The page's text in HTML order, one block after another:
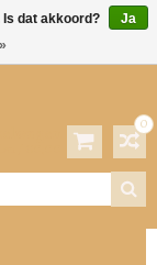
0
dat akkoord?
Ja